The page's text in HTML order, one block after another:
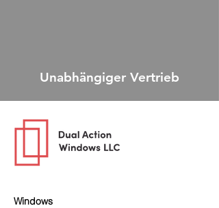
Unabhängiger Vertrieb
Windows